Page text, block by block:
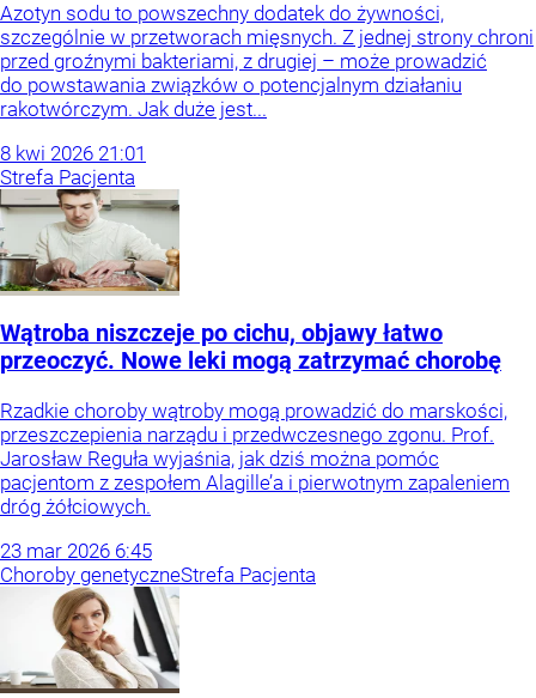
Azotyn sodu to powszechny dodatek do żywności,
szczególnie w przetworach mięsnych. Z jednej strony chroni
przed groźnymi bakteriami, z drugiej – może prowadzić
do powstawania związków o potencjalnym działaniu
rakotwórczym. Jak duże jest...
8 kwi 2026 21:01
Strefa Pacjenta
Wątroba niszczeje po cichu, objawy łatwo
przeoczyć. Nowe leki mogą zatrzymać chorobę
Rzadkie choroby wątroby mogą prowadzić do marskości,
przeszczepienia narządu i przedwczesnego zgonu. Prof.
Jarosław Reguła wyjaśnia, jak dziś można pomóc
pacjentom z zespołem Alagille’a i pierwotnym zapaleniem
dróg żółciowych.
23 mar 2026 6:45
Choroby genetyczneStrefa Pacjenta